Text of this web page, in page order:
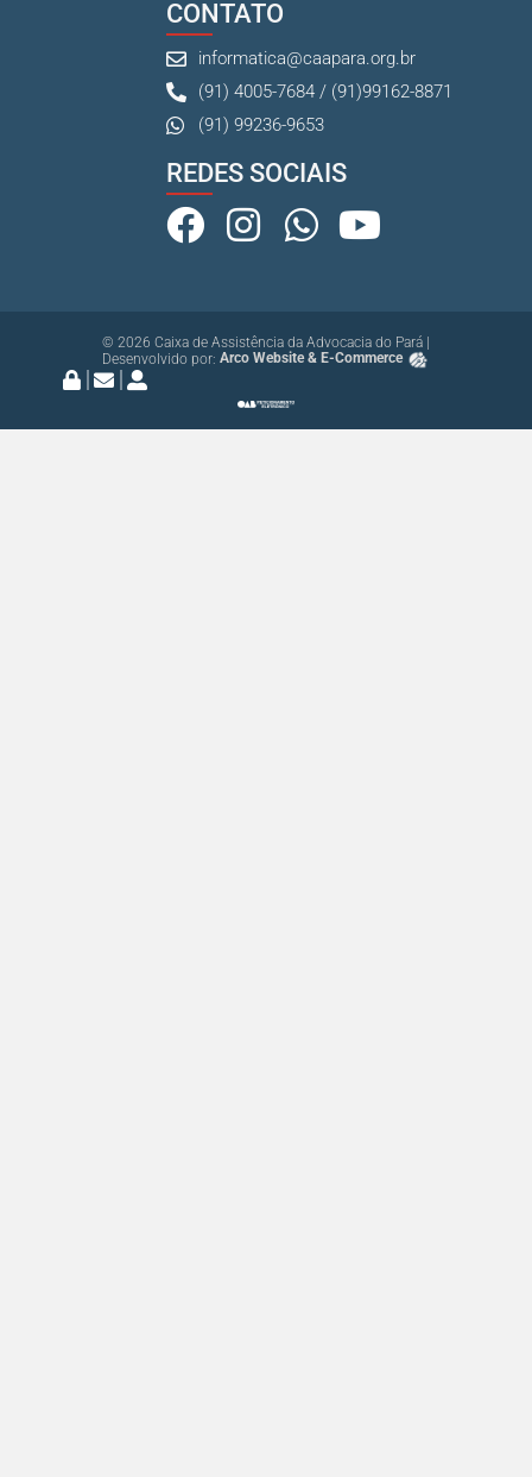
CONTATO
informatica@caapara.org.br
(91) 4005-7684 / (91)99162-8871
(91) 99236-9653
REDES SOCIAIS
© 2026 Caixa de Assistência da Advocacia do Pará |
Desenvolvido por: Arco Website & E-Commerce